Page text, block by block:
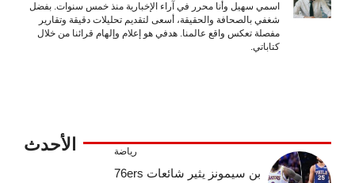
اسمي سهيل وأنا محرر في آراء الإخبارية منذ خمس سنوات. بفضل
شغفي بالصحافة والحقيقة، أسعى لتقديم تحليلات دقيقة وتقارير
مفصلة تعكس واقع عالمنا. هدفي هو إعلام وإلهام قرائنا من خلال
كتاباتي.
الأحدث رياضة
بن سيمونز يثير شائعات 76ers